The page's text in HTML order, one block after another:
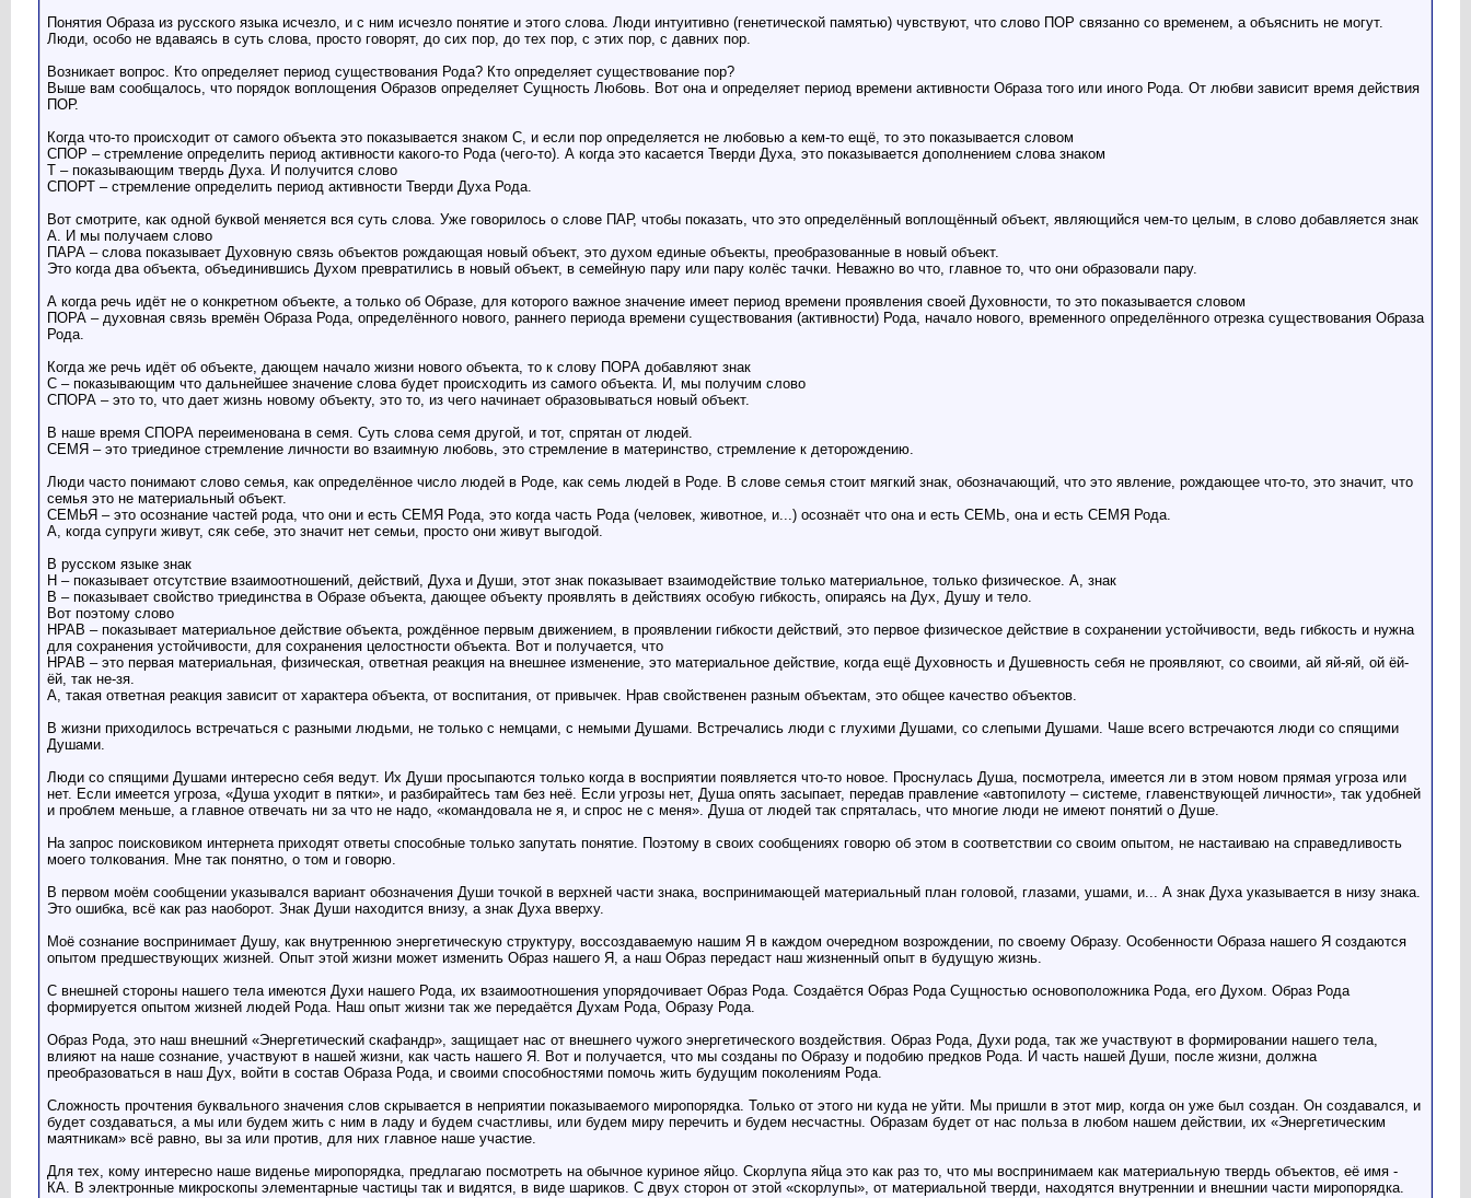
Понятия Образа из русского языка исчезло, и с ним исчезло понятие и этого слова. Люди интуитивно (генетической памятью) чувствуют, что слово ПОР связанно со временем, а объяснить не могут.
Люди, особо не вдаваясь в суть слова, просто говорят, до сих пор, до тех пор, с этих пор, с давних пор.
Возникает вопрос. Кто определяет период существования Рода? Кто определяет существование пор?
Выше вам сообщалось, что порядок воплощения Образов определяет Сущность Любовь. Вот она и определяет период времени активности Образа того или иного Рода. От любви зависит время действия
ПОР.
Когда что-то происходит от самого объекта это показывается знаком С, и если пор определяется не любовью а кем-то ещё, то это показывается словом
СПОР – стремление определить период активности какого-то Рода (чего-то). А когда это касается Тверди Духа, это показывается дополнением слова знаком
Т – показывающим твердь Духа. И получится слово
СПОРТ – стремление определить период активности Тверди Духа Рода.
Вот смотрите, как одной буквой меняется вся суть слова. Уже говорилось о слове ПАР, чтобы показать, что это определённый воплощённый объект, являющийся чем-то целым, в слово добавляется знак
А. И мы получаем слово
ПАРА – слова показывает Духовную связь объектов рождающая новый объект, это духом единые объекты, преобразованные в новый объект.
Это когда два объекта, объединившись Духом превратились в новый объект, в семейную пару или пару колёс тачки. Неважно во что, главное то, что они образовали пару.
А когда речь идёт не о конкретном объекте, а только об Образе, для которого важное значение имеет период времени проявления своей Духовности, то это показывается словом
ПОРА – духовная связь времён Образа Рода, определённого нового, раннего периода времени существования (активности) Рода, начало нового, временного определённого отрезка существования Образа
Рода.
Когда же речь идёт об объекте, дающем начало жизни нового объекта, то к слову ПОРА добавляют знак
С – показывающим что дальнейшее значение слова будет происходить из самого объекта. И, мы получим слово
СПОРА – это то, что дает жизнь новому объекту, это то, из чего начинает образовываться новый объект.
В наше время СПОРА переименована в семя. Суть слова семя другой, и тот, спрятан от людей.
СЕМЯ – это триединое стремление личности во взаимную любовь, это стремление в материнство, стремление к деторождению.
Люди часто понимают слово семья, как определённое число людей в Роде, как семь людей в Роде. В слове семья стоит мягкий знак, обозначающий, что это явление, рождающее что-то, это значит, что
семья это не материальный объект.
СЕМЬЯ – это осознание частей рода, что они и есть СЕМЯ Рода, это когда часть Рода (человек, животное, и...) осознаёт что она и есть СЕМЬ, она и есть СЕМЯ Рода.
А, когда супруги живут, сяк себе, это значит нет семьи, просто они живут выгодой.
В русском языке знак
Н – показывает отсутствие взаимоотношений, действий, Духа и Души, этот знак показывает взаимодействие только материальное, только физическое. А, знак
В – показывает свойство триединства в Образе объекта, дающее объекту проявлять в действиях особую гибкость, опираясь на Дух, Душу и тело.
Вот поэтому слово
НРАВ – показывает материальное действие объекта, рождённое первым движением, в проявлении гибкости действий, это первое физическое действие в сохранении устойчивости, ведь гибкость и нужна
для сохранения устойчивости, для сохранения целостности объекта. Вот и получается, что
НРАВ – это первая материальная, физическая, ответная реакция на внешнее изменение, это материальное действие, когда ещё Духовность и Душевность себя не проявляют, со своими, ай яй-яй, ой ёй-
ёй, так не-зя.
А, такая ответная реакция зависит от характера объекта, от воспитания, от привычек. Нрав свойственен разным объектам, это общее качество объектов.
В жизни приходилось встречаться с разными людьми, не только с немцами, с немыми Душами. Встречались люди с глухими Душами, со слепыми Душами. Чаше всего встречаются люди со спящими
Душами.
Люди со спящими Душами интересно себя ведут. Их Души просыпаются только когда в восприятии появляется что-то новое. Проснулась Душа, посмотрела, имеется ли в этом новом прямая угроза или
нет. Если имеется угроза, «Душа уходит в пятки», и разбирайтесь там без неё. Если угрозы нет, Душа опять засыпает, передав правление «автопилоту – системе, главенствующей личности», так удобней
и проблем меньше, а главное отвечать ни за что не надо, «командовала не я, и спрос не с меня». Душа от людей так спряталась, что многие люди не имеют понятий о Душе.
На запрос поисковиком интернета приходят ответы способные только запутать понятие. Поэтому в своих сообщениях говорю об этом в соответствии со своим опытом, не настаиваю на справедливость
моего толкования. Мне так понятно, о том и говорю.
В первом моём сообщении указывался вариант обозначения Души точкой в верхней части знака, воспринимающей материальный план головой, глазами, ушами, и... А знак Духа указывается в низу знака.
Это ошибка, всё как раз наоборот. Знак Души находится внизу, а знак Духа вверху.
Моё сознание воспринимает Душу, как внутреннюю энергетическую структуру, воссоздаваемую нашим Я в каждом очередном возрождении, по своему Образу. Особенности Образа нашего Я создаются
опытом предшествующих жизней. Опыт этой жизни может изменить Образ нашего Я, а наш Образ передаст наш жизненный опыт в будущую жизнь.
С внешней стороны нашего тела имеются Духи нашего Рода, их взаимоотношения упорядочивает Образ Рода. Создаётся Образ Рода Сущностью основоположника Рода, его Духом. Образ Рода
формируется опытом жизней людей Рода. Наш опыт жизни так же передаётся Духам Рода, Образу Рода.
Образ Рода, это наш внешний «Энергетический скафандр», защищает нас от внешнего чужого энергетического воздействия. Образ Рода, Духи рода, так же участвуют в формировании нашего тела,
влияют на наше сознание, участвуют в нашей жизни, как часть нашего Я. Вот и получается, что мы созданы по Образу и подобию предков Рода. И часть нашей Души, после жизни, должна
преобразоваться в наш Дух, войти в состав Образа Рода, и своими способностями помочь жить будущим поколениям Рода.
Сложность прочтения буквального значения слов скрывается в неприятии показываемого миропорядка. Только от этого ни куда не уйти. Мы пришли в этот мир, когда он уже был создан. Он создавался, и
будет создаваться, а мы или будем жить с ним в ладу и будем счастливы, или будем миру перечить и будем несчастны. Образам будет от нас польза в любом нашем действии, их «Энергетическим
маятникам» всё равно, вы за или против, для них главное наше участие.
Для тех, кому интересно наше виденье миропорядка, предлагаю посмотреть на обычное куриное яйцо. Скорлупа яйца это как раз то, что мы воспринимаем как материальную твердь объектов, её имя -
КА. В электронные микроскопы элементарные частицы так и видятся, в виде шариков. С двух сторон от этой «скорлупы», от материальной тверди, находятся внутреннии и внешнии части миропорядка.